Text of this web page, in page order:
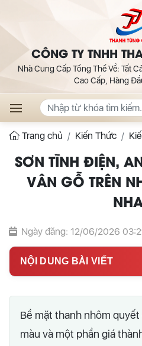
CÔNG TY TNHH
Nhà Cung Cấp Tổng Thể Về: Tất
Cao Cấp, Hàng
Trang chủ Kiến Thức
SƠN TĨNH ĐIỆN,
VÂN GỖ TRÊN
Ngày đăng: 12/06/2026
NỘI DUNG BÀI VIẾT
Bề mặt thanh nhôm
màu và một phần giá